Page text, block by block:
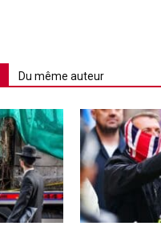
Du même auteur